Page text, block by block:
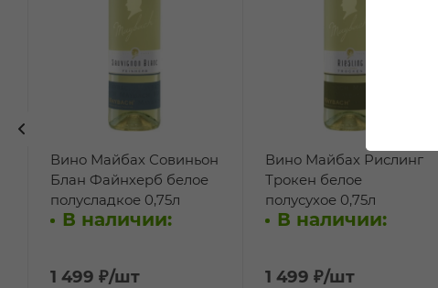
Вино Майбах Совиньон
Блан Файнхерб белое
полусладкое 0,75л
В наличии:
1 499 ₽/шт
Вино Майбах Рислинг
Трокен белое
полусухое 0,75л
В наличии:
1 499 ₽/шт